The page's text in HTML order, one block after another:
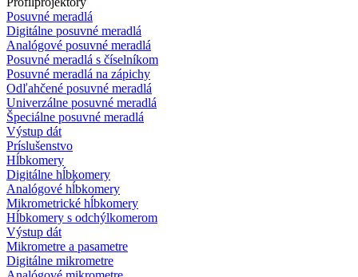
Posuvné meradlá
Digitálne posuvné meradlá
Analógové posuvné meradlá
Posuvné meradlá s číselníkom
Posuvné meradlá na zápichy
Odľahčené posuvné meradlá
Univerzálne posuvné meradlá
Špeciálne posuvné meradlá
Výstup dát
Príslušenstvo
Hĺbkomery
Digitálne hĺbkomery
Analógové hĺbkomery
Mikrometrické hĺbkomery
Hĺbkomery s odchýlkomerom
Výstup dát
Mikrometre a pasametre
Digitálne mikrometre